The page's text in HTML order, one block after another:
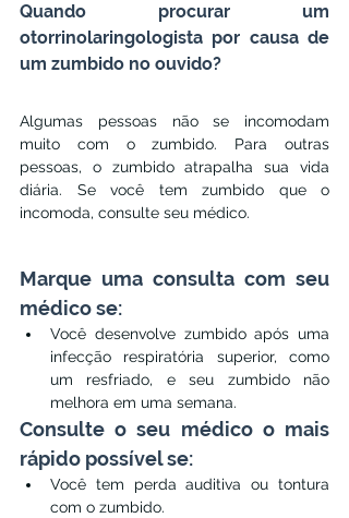
Quando procurar um
otorrinolaringologista por causa de
um zumbido no ouvido?
Algumas pessoas não se incomodam
muito com o zumbido. Para outras
pessoas, o zumbido atrapalha sua vida
diária. Se você tem zumbido que o
incomoda, consulte seu médico.
Marque uma consulta com seu
médico se:
Você desenvolve zumbido após uma
infecção respiratória superior, como
um resfriado, e seu zumbido não
melhora em uma semana.
Consulte o seu médico o mais
rápido possível se:
Você tem perda auditiva ou tontura
com o zumbido.